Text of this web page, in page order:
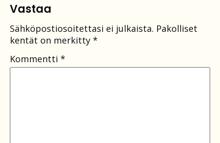
Vastaa
Sähköpostiosoitettasi ei julkaista. Pakolliset
kentät on merkitty *
Kommentti *